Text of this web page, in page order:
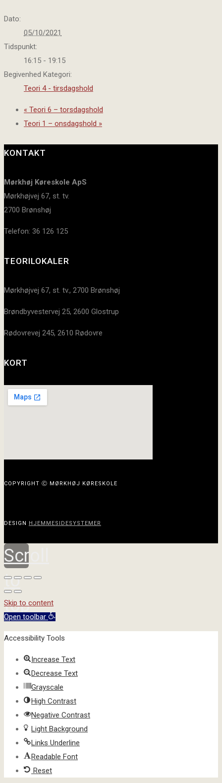
Dato:
05/10/2021
Tidspunkt:
16:15 - 19:15
Begivenhed Kategori:
Teori 4 - tirsdagshold
« Teori 6 – torsdagshold
Teori 1 – onsdagshold »
KONTAKT
Mørkhøj Køreskole ApS
Mørkhøjvej 67, st. tv.
2700 Brønshøj
Telefon: 36 126 125
TEORILOKALER
Mørkhøjvej 67, st. tv., 2700 Brønshøj
Brøndbyvestervej 25, 2600 Glostrup
Rødovrevej 245, 2610 Rødovre
KORT
COPYRIGHT Ⓒ MØRKHØJ KØRESKOLE
DESIGN HJEMMESIDESYSTEMER
Scroll
to
top
Skip to content
Open toolbar
Accessibility Tools
Increase Text
Decrease Text
Grayscale
High Contrast
Negative Contrast
Light Background
Links Underline
Readable Font
Reset